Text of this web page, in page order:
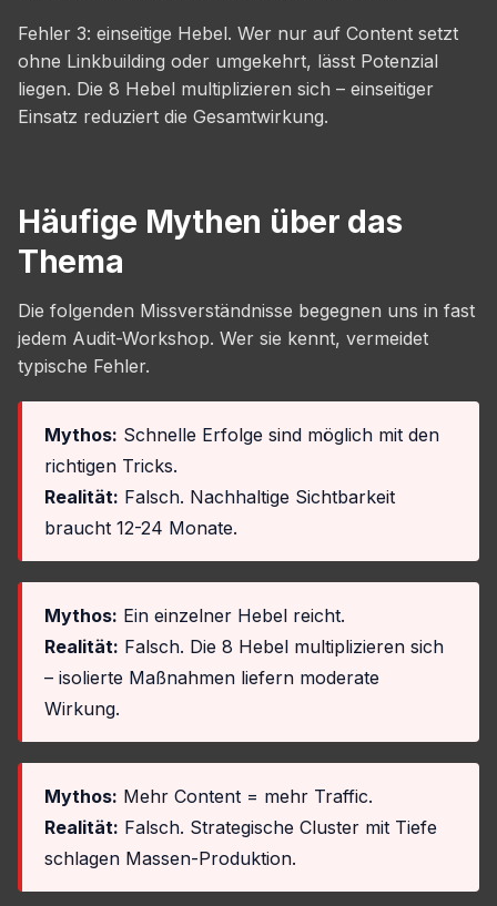
Fehler 3: einseitige Hebel. Wer nur auf Content setzt
ohne Linkbuilding oder umgekehrt, lässt Potenzial
liegen. Die 8 Hebel multiplizieren sich – einseitiger
Einsatz reduziert die Gesamtwirkung.
Häufige Mythen über das
Thema
Die folgenden Missverständnisse begegnen uns in fast
jedem Audit-Workshop. Wer sie kennt, vermeidet
typische Fehler.
Mythos: Schnelle Erfolge sind möglich mit den
richtigen Tricks.
Realität: Falsch. Nachhaltige Sichtbarkeit
braucht 12-24 Monate.
Mythos: Ein einzelner Hebel reicht.
Realität: Falsch. Die 8 Hebel multiplizieren sich
– isolierte Maßnahmen liefern moderate
Wirkung.
Mythos: Mehr Content = mehr Traffic.
Realität: Falsch. Strategische Cluster mit Tiefe
schlagen Massen-Produktion.